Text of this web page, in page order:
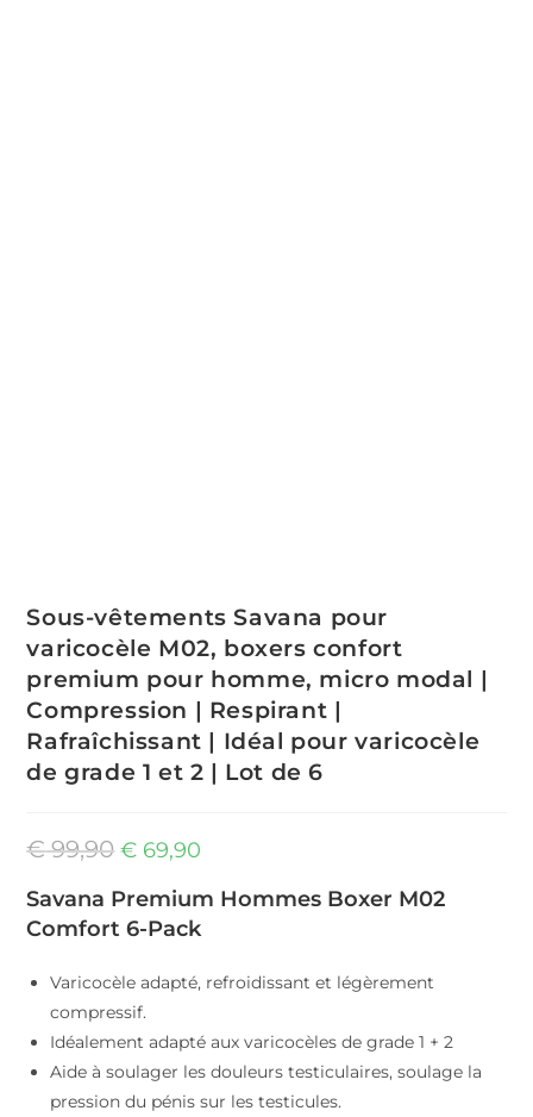
Sous-vêtements Savana pour
varicocèle M02, boxers confort
premium pour homme, micro modal |
Compression | Respirant |
Rafraîchissant | Idéal pour varicocèle
de grade 1 et 2 | Lot de 6
€99,90 Le
prix
était
€ 99,90.
€ 69,90
est
:
€ 69,90.
Savana Premium Hommes Boxer M02
Comfort 6-Pack
Varicocèle adapté, refroidissant et légèrement
compressif.
Idéalement adapté aux varicocèles de grade 1 + 2
Aide à soulager les douleurs testiculaires, soulage la
pression du pénis sur les testicules.